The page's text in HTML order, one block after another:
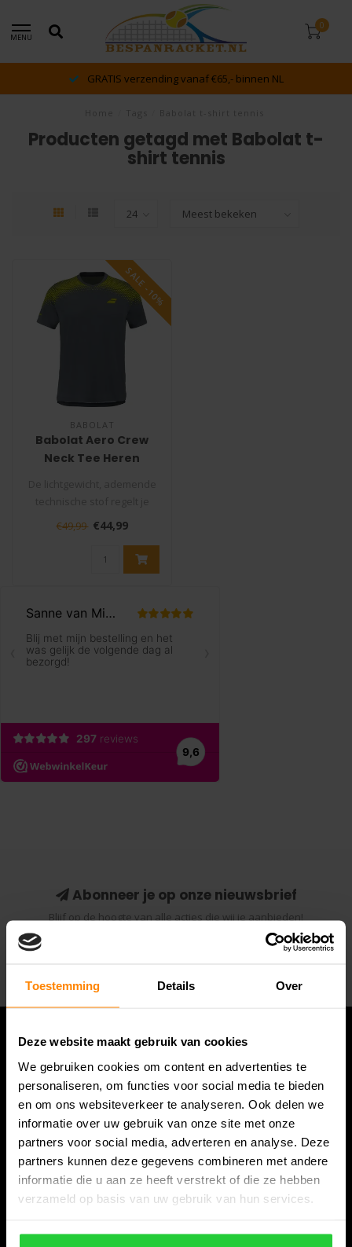
Toestemming Details Over
Deze website maakt gebruik van cookies
We gebruiken cookies om content en advertenties te
personaliseren, om functies voor social media te bieden
en om ons websiteverkeer te analyseren. Ook delen we
informatie over uw gebruik van onze site met onze
partners voor social media, adverteren en analyse. Deze
partners kunnen deze gegevens combineren met andere
informatie die u aan ze heeft verstrekt of die ze hebben
verzameld op basis van uw gebruik van hun services.
MENU
0
GRATIS verzending vanaf €65,- binnen NL
Producten getagd met Babolat t-
shirt tennis
SALE -10%
BABOLAT
Babolat Aero Crew
Neck Tee Heren
lichaamstemperatuur en
€49,99 €44,99
Abonneer je op onze nieuwsbrief
Blijf op de hoogte van alle acties die wij je aanbieden!
Abonneer
Bespanracket.nl is dé racketspecialist van Lelystad en
omstreken.
Snijdersstraat 6